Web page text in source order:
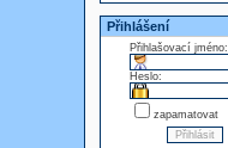
Přihlášení
Přihlašovací jméno:
Heslo:
zapamatovat